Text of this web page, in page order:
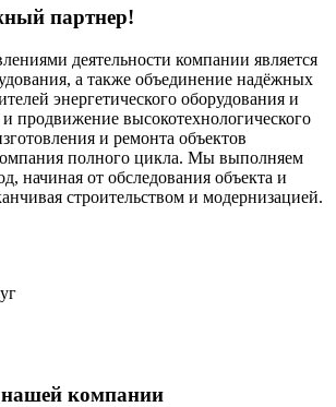
партнер!
деятельности компании является
а также объединение надёжных
энергетического оборудования и
и продвижение высокотехнологического
и ремонта объектов
полного цикла. Мы выполняем
начиная от обследования объекта и
строительством и модернизацией.
компании